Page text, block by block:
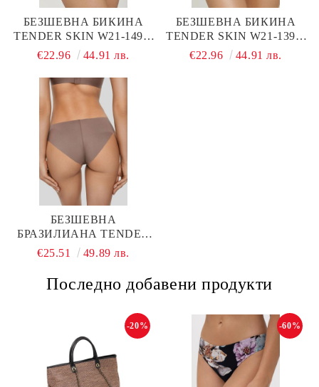
БЕЗШЕВНА БИКИНА
TENDER SKIN W21-1492-
BRO-SZ MARC & ANDRE
€22.96 44.91 лв.
БЕЗШЕВНА БИКИНА
TENDER SKIN W21-1392-
BRO-SZ MARC & ANDRE
€22.96 44.91 лв.
БЕЗШЕВНА
БРАЗИЛИАНА TENDER
SKIN W21-1393-BZO-SZ
€25.51 49.89 лв.
Последно добавени продукти
-20% -60%